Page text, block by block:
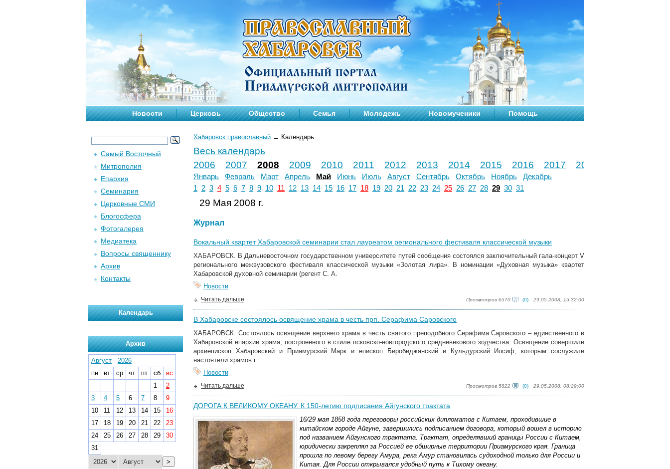
Новости Церковь Общество Семья Молодежь Новомученики Помощь
Хабаровск православный → Календарь
Весь календарь
2006
2007 2008 2009 2010 2011 2012 2013 2014 2015 2016 2017 2018
Январь Февраль Март Апрель Май Июнь Июль Август Сентябрь Октябрь Ноябрь
Декабрь
1
2 3 4 5 6 7 8 9 10 11 12 13 14 15 16 17 18 19 20 21 22 23 24 25 26 27 28 29 30 31
29 Мая 2008 г.
Журнал
Вокальный квартет Хабаровской семинарии стал лауреатом регионального фестиваля классической музыки
ХАБАРОВСК. В Дальневосточном государственном университете путей сообщения состоялся заключительный гала-концерт V
регионального межвузовского фестиваля классической музыки «Золотая лира». В номинации «Духовная музыка» квартет
Хабаровской духовной семинарии (регент С. А.
Новости
Просмотров 6570 (0) 29.05.2008, 15:32:00
Читать дальше
В Хабаровске состоялось освящение храма в честь прп. Серафима Саровского
ХАБАРОВСК. Состоялось освящение верхнего храма в честь святого преподобного Серафима Саровского – единственного в
Хабаровской епархии храма, построенного в стиле псковско-новгородского средневекового зодчества. Освящение совершили
архиепископ Хабаровский и Приамурский Марк и епископ Биробиджанский и Кульдурский Иосиф, которым сослужили
настоятели храмов г.
Новости
Просмотров 5822 (0) 29.05.2008, 08:29:00
Читать дальше
ДОРОГА К ВЕЛИКОМУ ОКЕАНУ. К 150-летию подписания Айгунского трактата
16/29 мая 1858 года переговоры российских дипломатов с Китаем, проходившие в
китайском городе Айгуне, завершились подписанием договора, который вошел в историю
под названием Айгунского трактата. Трактат, определявший границы России с Китаем,
юридически закреплял за Россией ее обширные территории Приамурского края. Граница
прошла по левому берегу Амура, река Амур становилась судоходной только для России и
Китая. Для России открывался удобный путь к Тихому океану.
Самый Восточный
Митрополия
Епархия
Семинария
Церковные СМИ
Блогосфера
Фотогалерея
Медиатека
Вопросы священнику
Архив
Контакты
Календарь
Архив
Август - 2026
пн
вт ср чт пт сб
вс
1
2
3
4 5 6 7 8
9
10
11 12 13 14 15
16
17
18 19 20 21 22
23
24
25 26 27 28 29
30
31
>